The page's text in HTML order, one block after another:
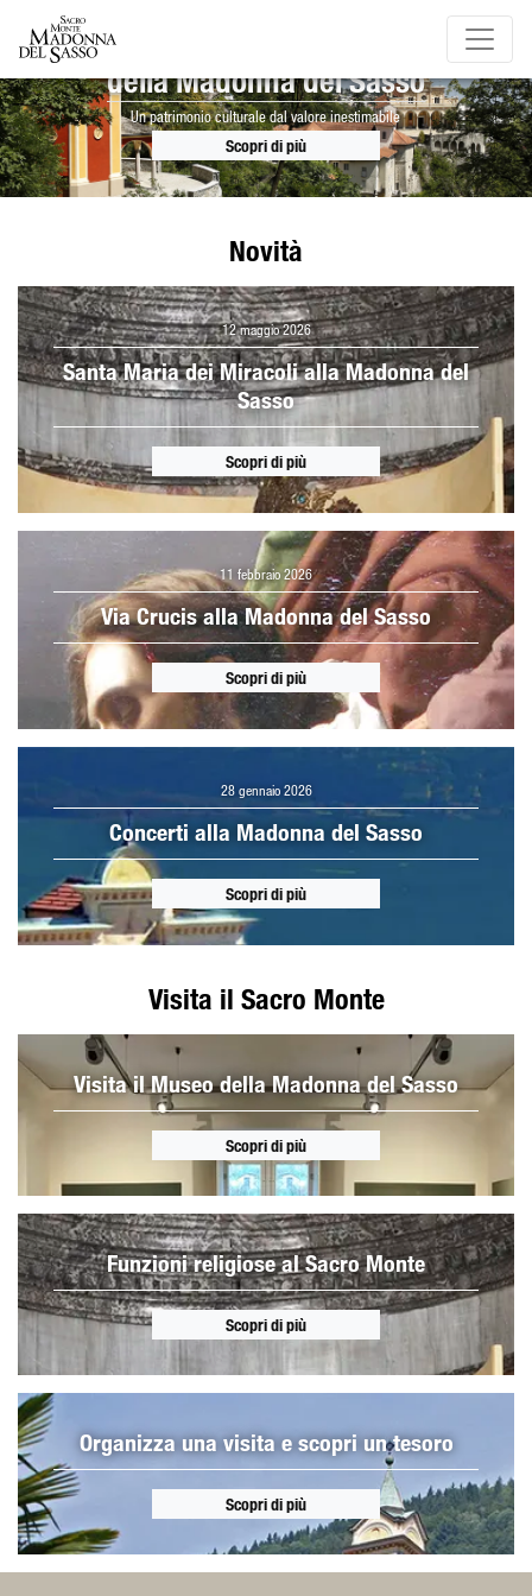
della Madonna del Sasso
Un patrimonio culturale dal valore inestimabile
Scopri di più
Novità
12 maggio 2026
Santa Maria dei Miracoli alla Madonna del
Sasso
Scopri di più
11 febbraio 2026
Via Crucis alla Madonna del Sasso
Scopri di più
28 gennaio 2026
Concerti alla Madonna del Sasso
Scopri di più
Visita il Sacro Monte
Visita il Museo della Madonna del Sasso
Scopri di più
Funzioni religiose al Sacro Monte
Scopri di più
Organizza una visita e scopri un tesoro
Scopri di più